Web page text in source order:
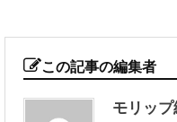
野町）。
この記事の編集者
モリッ